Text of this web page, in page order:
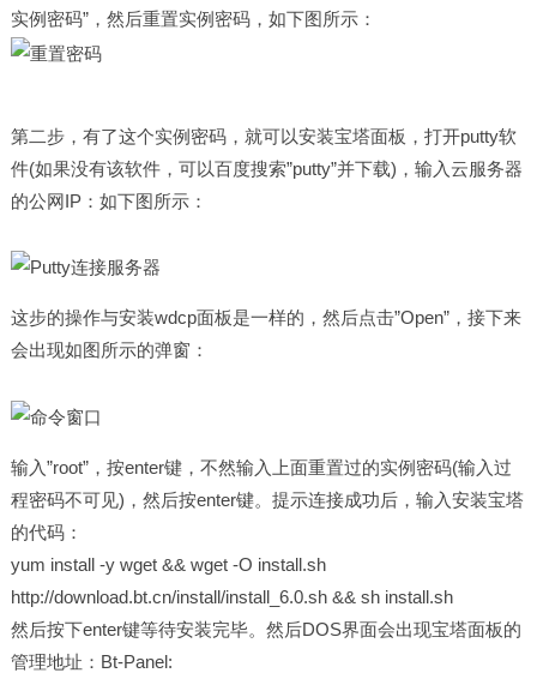
实例密码”，然后重置实例密码，如下图所示：
第二步，有了这个实例密码，就可以安装宝塔面板，打开putty软
件(如果没有该软件，可以百度搜索”putty”并下载)，输入云服务器
的公网IP：如下图所示：
这步的操作与安装wdcp面板是一样的，然后点击”Open”，接下来
会出现如图所示的弹窗：
输入”root”，按enter键，不然输入上面重置过的实例密码(输入过
程密码不可见)，然后按enter键。提示连接成功后，输入安装宝塔
的代码：
yum install -y wget && wget -O install.sh
http://download.bt.cn/install/install_6.0.sh && sh install.sh
然后按下enter键等待安装完毕。然后DOS界面会出现宝塔面板的
管理地址：Bt-Panel: